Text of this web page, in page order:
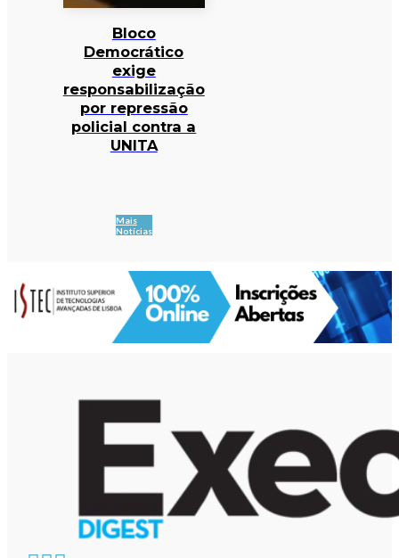
Bloco
Democrático
exige
responsabilização
por repressão
policial contra a
UNITA
Mais
Notícias